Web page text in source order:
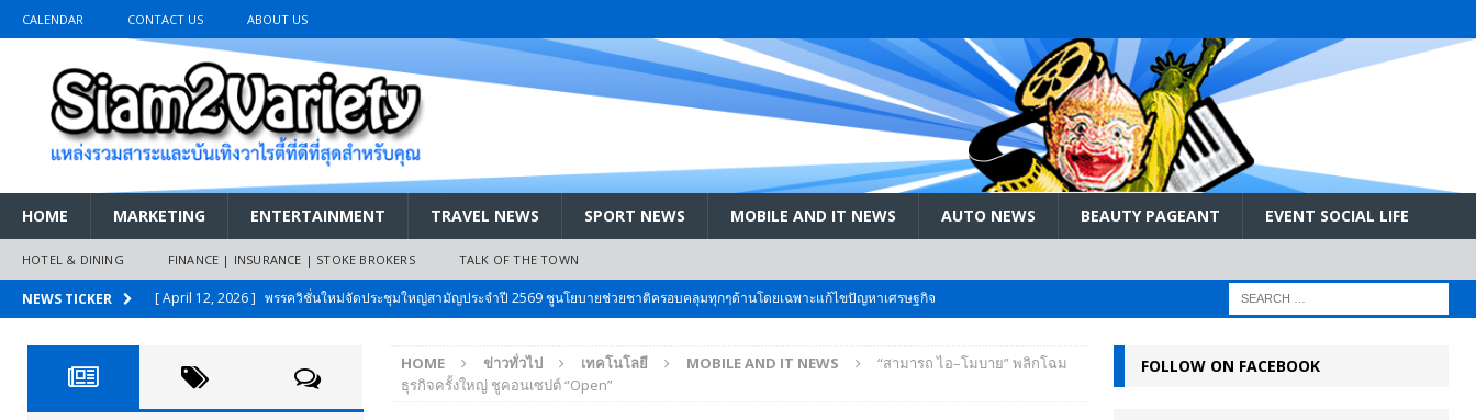
CALENDAR CONTACT US ABOUT US
HOME MARKETING ENTERTAINMENT TRAVEL NEWS SPORT NEWS MOBILE AND IT NEWS AUTO NEWS BEAUTY PAGEANT EVENT SOCIAL LIFE
HOTEL & DINING FINANCE | INSURANCE | STOKE BROKERS TALK OF THE TOWN
NEWS TICKER [ April 12, 2026 ] พรรควิชั่นใหม่จัดประชุมใหญ่สามัญประจำปี 2569 ชูนโยบายช่วยชาติครอบคลุมทุกๆด้านโดยเฉพาะแก้ไขปัญหาเศรษฐกิจ
[ March 26, 2026 ]
เริ่มแล้วงานมหกรรมยานยนต์ The 47th Bangkok International Motor 2026 ที่คนรักรถ ไม่ควรพลาด 25 มีค. – 5
เมย.2569
AUTO NEWS
HOME ข่าวทั่วไป เทคโนโลยี MOBILE AND IT NEWS
“สามารถ ไอ–โมบาย” พลิกโฉม
ธุรกิจครั้งใหญ่ ชูคอนเซปต์ “Open”
FOLLOW ON FACEBOOK